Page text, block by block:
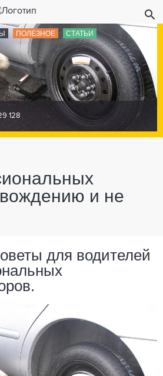
ПОЛЕЗНОЕ СТАТЬИ
128
и не
для водителей